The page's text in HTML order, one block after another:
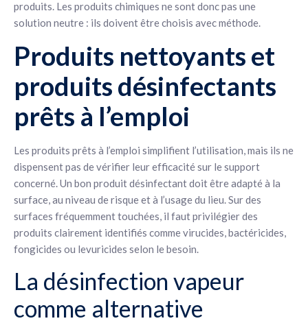
produits. Les produits chimiques ne sont donc pas une
solution neutre : ils doivent être choisis avec méthode.
Produits nettoyants et
produits désinfectants
prêts à l’emploi
Les produits prêts à l’emploi simplifient l’utilisation, mais ils ne
dispensent pas de vérifier leur efficacité sur le support
concerné. Un bon produit désinfectant doit être adapté à la
surface, au niveau de risque et à l’usage du lieu. Sur des
surfaces fréquemment touchées, il faut privilégier des
produits clairement identifiés comme virucides, bactéricides,
fongicides ou levuricides selon le besoin.
La désinfection vapeur
comme alternative